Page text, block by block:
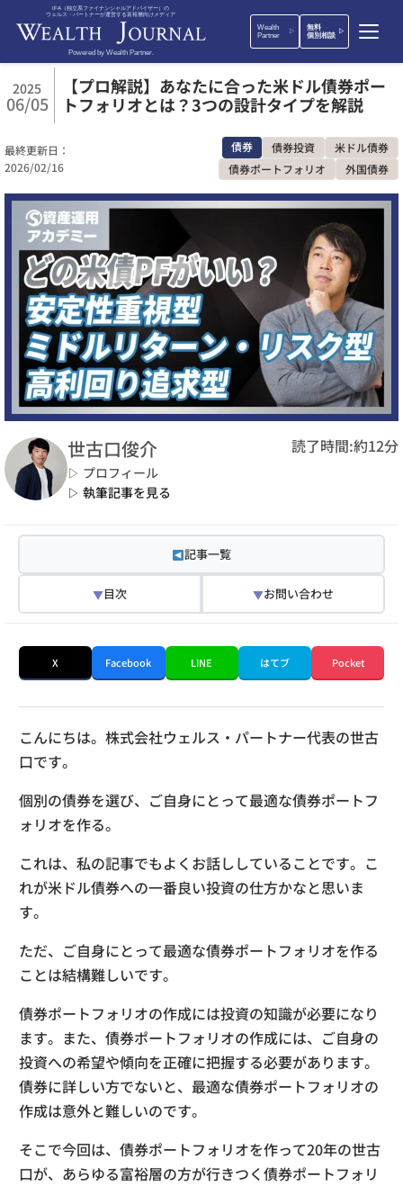
IFA（独立系ファイナンシャルアドバイザー）の
ウェルス・パートナーが運営する富裕層向けメディア
Powered by Wealth Partner.
Wealth
Partner
無料
個別相談
2025
06/05
【プロ解説】あなたに合った米ドル債券ポー
トフォリオとは？3つの設計タイプを解説
最終更新日：
2026/02/16
債券 債券投資
米ドル債券
債券ポートフォリオ
外国債券
世古口俊介
▷ プロフィール
▷ 執筆記事を見る
読了時間:約12分
記事一覧
▼目次 ▼お問い合わせ
X Facebook LINE はてブ Pocket
こんにちは。株式会社ウェルス・パートナー代表の世古
口です。
個別の債券を選び、ご自身にとって最適な債券ポートフ
ォリオを作る。
これは、私の記事でもよくお話ししていることです。こ
れが米ドル債券への一番良い投資の仕方かなと思いま
す。
ただ、ご自身にとって最適な債券ポートフォリオを作る
ことは結構難しいです。
債券ポートフォリオの作成には投資の知識が必要になり
ます。また、債券ポートフォリオの作成には、ご自身の
投資への希望や傾向を正確に把握する必要があります。
債券に詳しい方でないと、最適な債券ポートフォリオの
作成は意外と難しいのです。
そこで今回は、債券ポートフォリオを作って20年の世古
口が、あらゆる富裕層の方が行きつく債券ポートフォリ